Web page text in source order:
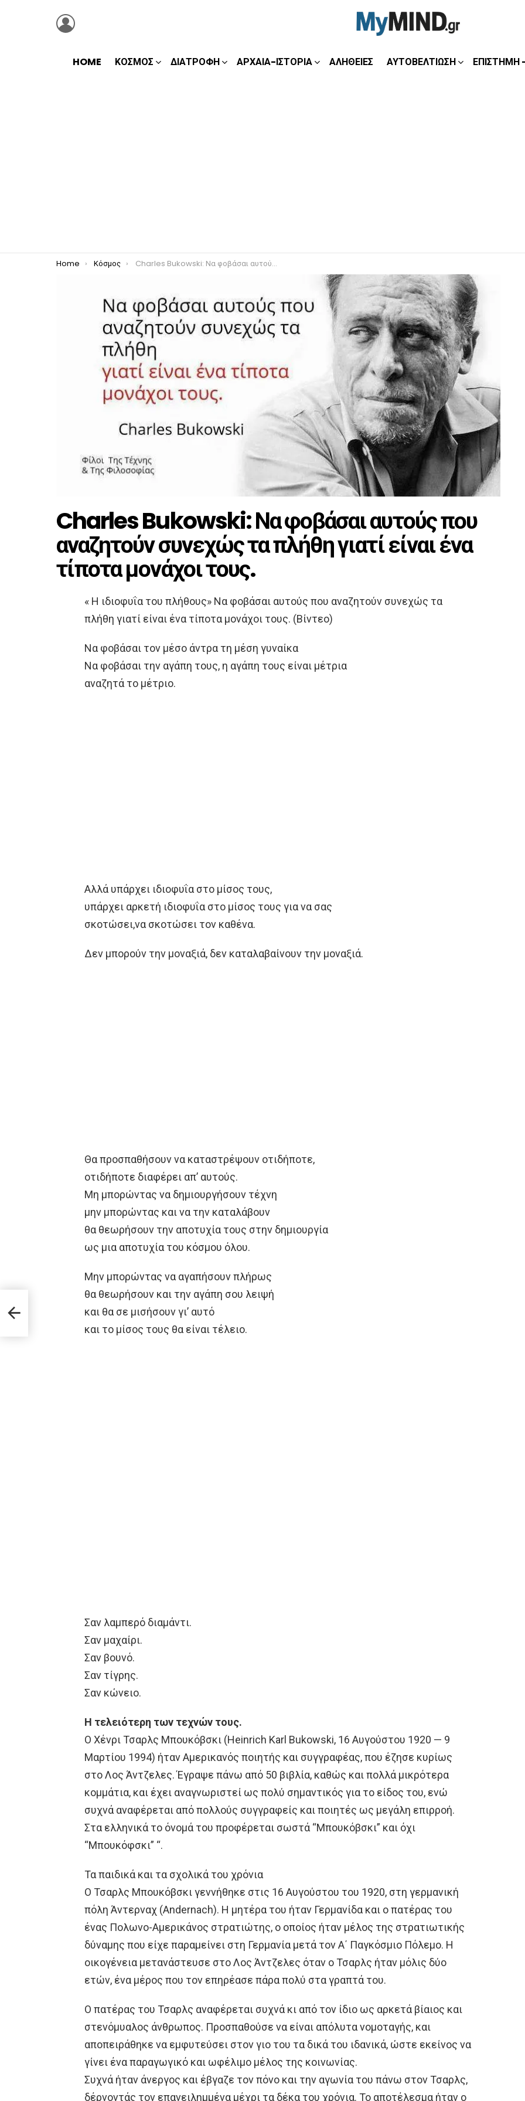
HOME ΚΌΣΜΟΣ ΔΙΑΤΡΟΦΉ ΑΡΧΑΊΑ-ΙΣΤΟΡΊΑ ΑΛΉΘΕΙΕΣ ΑΥΤΟΒΕΛΤΊΩΣΗ ΕΠΙΣΤΉΜΗ
You are here:
Home Κόσμος Charles Bukowski: Να φοβάσαι αυτούς που αναζητούν συνεχώς τα πλήθη γιατί είναι ένα τίποτα μονάχοι τους.
Charles Bukowski: Να φοβάσαι αυτούς που
αναζητούν συνεχώς τα πλήθη γιατί είναι ένα
τίποτα μονάχοι τους.
« Η ιδιοφυΐα του πλήθους» Να φοβάσαι αυτούς που αναζητούν συνεχώς τα
πλήθη γιατί είναι ένα τίποτα μονάχοι τους. (Βίντεο)
Να φοβάσαι τον μέσο άντρα τη μέση γυναίκα
Να φοβάσαι την αγάπη τους, η αγάπη τους είναι μέτρια
αναζητά το μέτριο.
Αλλά υπάρχει ιδιοφυΐα στο μίσος τους,
υπάρχει αρκετή ιδιοφυΐα στο μίσος τους για να σας
σκοτώσει,να σκοτώσει τον καθένα.
Δεν μπορούν την μοναξιά, δεν καταλαβαίνουν την μοναξιά.
Θα προσπαθήσουν να καταστρέψουν οτιδήποτε,
οτιδήποτε διαφέρει απ’ αυτούς.
Μη μπορώντας να δημιουργήσουν τέχνη
μην μπορώντας και να την καταλάβουν
θα θεωρήσουν την αποτυχία τους στην δημιουργία
ως μια αποτυχία του κόσμου όλου.
Μην μπορώντας να αγαπήσουν πλήρως
θα θεωρήσουν και την αγάπη σου λειψή
και θα σε μισήσουν γι’ αυτό
και το μίσος τους θα είναι τέλειο.
Σαν λαμπερό διαμάντι.
Σαν μαχαίρι.
Σαν βουνό.
Σαν τίγρης.
Σαν κώνειο.
Η τελειότερη των τεχνών τους.
Ο Χένρι Τσαρλς Μπουκόβσκι (Heinrich Karl Bukowski, 16 Αυγούστου 1920 — 9
Μαρτίου 1994) ήταν Αμερικανός ποιητής και συγγραφέας, που έζησε κυρίως
στο Λος Άντζελες. Έγραψε πάνω από 50 βιβλία, καθώς και πολλά μικρότερα
κομμάτια, και έχει αναγνωριστεί ως πολύ σημαντικός για το είδος του, ενώ
συχνά αναφέρεται από πολλούς συγγραφείς και ποιητές ως μεγάλη επιρροή.
Στα ελληνικά το όνομά του προφέρεται σωστά “Μπουκόβσκι” και όχι
“Μπουκόφσκι” “.
Τα παιδικά και τα σχολικά του χρόνια
Ο Τσαρλς Μπουκόβσκι γεννήθηκε στις 16 Αυγούστου του 1920, στη γερμανική
πόλη Άντερναχ (Andernach). H μητέρα του ήταν Γερμανίδα και ο πατέρας του
ένας Πολωνο-Αμερικάνος στρατιώτης, ο οποίος ήταν μέλος της στρατιωτικής
δύναμης που είχε παραμείνει στη Γερμανία μετά τον Α΄ Παγκόσμιο Πόλεμο. Η
οικογένεια μετανάστευσε στο Λος Άντζελες όταν ο Τσαρλς ήταν μόλις δύο
ετών, ένα μέρος που τον επηρέασε πάρα πολύ στα γραπτά του.
O πατέρας του Τσαρλς αναφέρεται συχνά κι από τον ίδιο ως αρκετά βίαιος και
στενόμυαλος άνθρωπος. Προσπαθούσε να είναι απόλυτα νομοταγής, και
αποπειράθηκε να εμφυτεύσει στον γιο του τα δικά του ιδανικά, ώστε εκείνος να
γίνει ένα παραγωγικό και ωφέλιμο μέλος της κοινωνίας.
Συχνά ήταν άνεργος και έβγαζε τον πόνο και την αγωνία του πάνω στον Τσαρλς,
δέρνοντάς τον επανειλημμένα μέχρι τα δέκα του χρόνια. Το αποτέλεσμα ήταν ο